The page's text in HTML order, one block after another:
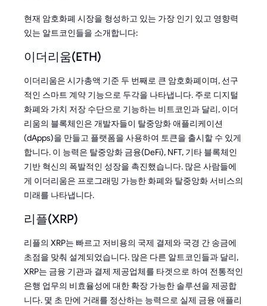
현재 암호화폐 시장을 형성하고 있는 가장 인기 있고 영향력
있는 알트코인들을 소개합니다:
이더리움(ETH)
이더리움은 시가총액 기준 두 번째로 큰 암호화폐이며, 선구
적인 스마트 계약 기능으로 두각을 나타냅니다. 주로 디지털
화폐와 가치 저장 수단으로 기능하는 비트코인과 달리, 이더
리움의 블록체인은 개발자들이 탈중앙화 애플리케이션
(dApps)을 만들고 플랫폼을 사용하여 토큰을 출시할 수 있게
합니다. 이 능력은 탈중앙화 금융(DeFi), NFT, 기타 블록체인
기반 혁신의 폭발적인 성장을 촉진했습니다. 많은 사람들에
게 이더리움은 프로그래밍 가능한 화폐와 탈중앙화 서비스의
미래를 나타냅니다.
리플(XRP)
리플의 XRP는 빠르고 저비용의 국제 결제와 국경 간 송금에
초점을 맞춰 설계되었습니다. 많은 다른 알트코인들과 달리,
XRP는 금융 기관과 결제 제공업체를 타겟으로 하여 전통적인
은행 업무의 비효율성에 대한 확장 가능한 솔루션을 제공합
니다. 몇 초 만에 거래를 정산하는 능력으로 실제 금융 애플리